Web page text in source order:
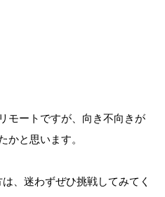
モートですが、向き不向きが
かと思います。
、迷わずぜひ挑戦してみてく